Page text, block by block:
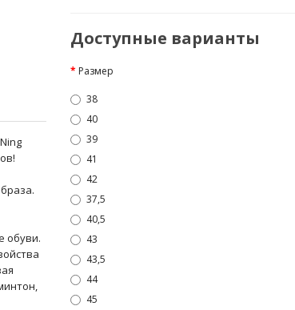
обуви.
Доступные варианты
Размер
38
40
39
41
42
37,5
40,5
43
43,5
44
45